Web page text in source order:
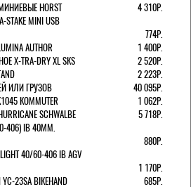
HORST
4 310Р.
MINI USB
774Р.
AUTHOR
1 400Р.
X-TRA-DRY XL SKS
2 520Р.
2 223Р.
ИЛИ ГРУЗОВ
40 095Р.
KOMMUTER
1 062Р.
SCHWALBE
5 718Р.
406) IB 40MM.
880Р.
40/60-406 IB AGV
1 170Р.
23SA BIKEHAND
685Р.